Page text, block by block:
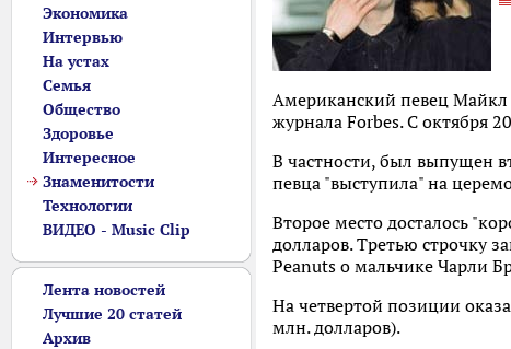
Экономика
Интервью
На устах
Семья
Общество
Здоровье
Интересное
Знаменитости
Технологии
ВИДЕО - Music Clip
Лента новостей
Лучшие 20 статей
Архив
Американский певец Майкл
журнала Forbes. С октября
В частности, был выпущен
певца "выступила" на
Второе место досталось
долларов. Третью строчку
Peanuts о мальчике Чарли
На четвертой позиции
млн. долларов).